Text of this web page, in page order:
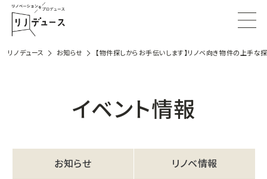
リノデュース お知らせ 【物件探しからお手伝いします】リノベ向き物件の上手な
イベント情報
お知らせ リノベ情報